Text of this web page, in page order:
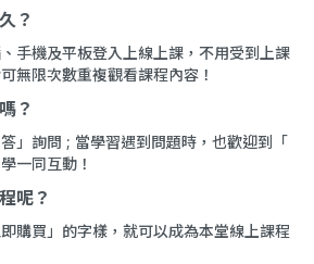
？
手機及平板登入上線上課，不用受到上課
無限次數重複觀看課程內容！
？
」詢問 ; 當學習遇到問題時，也歡迎到「
一同互動！
呢？
購買」的字樣，就可以成為本堂線上課程